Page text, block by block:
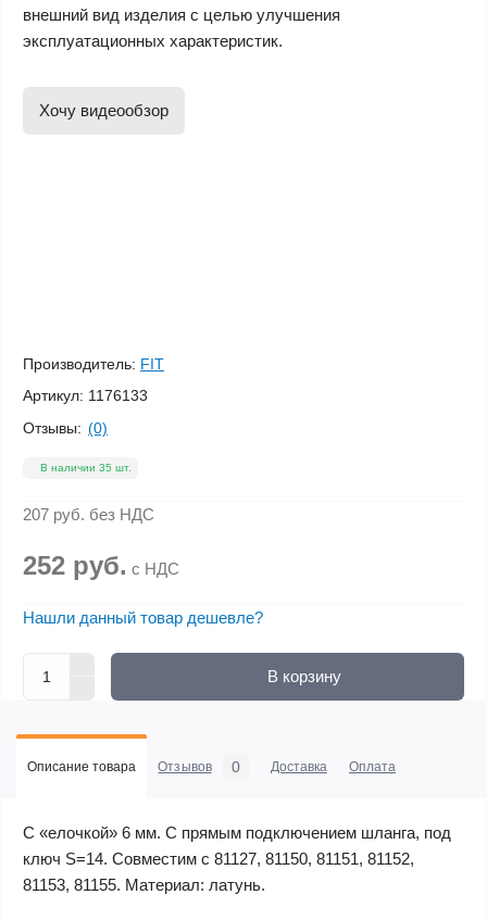
внешний вид изделия с целью улучшения
эксплуатационных характеристик.
Хочу видеообзор
Производитель: FIT
Артикул: 1176133
Отзывы: (0)
В наличии 35 шт.
207 руб. без НДС
252 руб. с НДС
Нашли данный товар дешевле?
В корзину
Описание товара Отзывов 0 Доставка Оплата
С «елочкой» 6 мм. С прямым подключением шланга, под
ключ S=14. Совместим с 81127, 81150, 81151, 81152,
81153, 81155. Материал: латунь.